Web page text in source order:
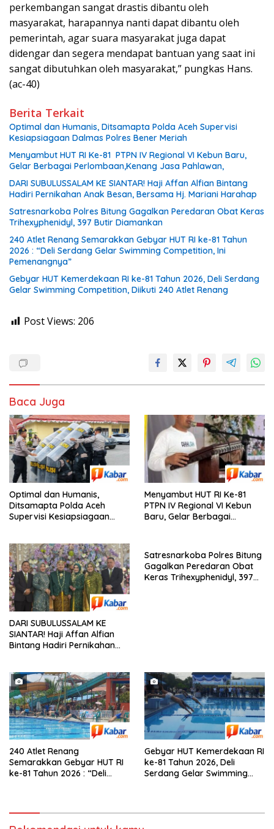
perkembangan sangat drastis dibantu oleh
masyarakat, harapannya nanti dapat dibantu oleh
pemerintah, agar suara masyarakat juga dapat
didengar dan segera mendapat bantuan yang saat ini
sangat dibutuhkan oleh masyarakat,” pungkas Hans.
(ac-40)
Berita Terkait
Optimal dan Humanis, Ditsamapta Polda Aceh Supervisi
Kesiapsiagaan Dalmas Polres Bener Meriah
Menyambut HUT RI Ke-81 PTPN IV Regional VI Kebun Baru,
Gelar Berbagai Perlombaan,Kenang Jasa Pahlawan,
DARI SUBULUSSALAM KE SIANTAR! Haji Affan Alfian Bintang
Hadiri Pernikahan Anak Besan, Bersama Hj. Mariani Harahap
Satresnarkoba Polres Bitung Gagalkan Peredaran Obat Keras
Trihexyphenidyl, 397 Butir Diamankan
240 Atlet Renang Semarakkan Gebyar HUT RI ke-81 Tahun
2026 : “Deli Serdang Gelar Swimming Competition, Ini
Pemenangnya”
Gebyar HUT Kemerdekaan RI ke-81 Tahun 2026, Deli Serdang
Gelar Swimming Competition, Diikuti 240 Atlet Renang
Post Views: 206
Baca Juga
Optimal dan Humanis,
Ditsamapta Polda Aceh
Supervisi Kesiapsiagaan
Menyambut HUT RI Ke-81
PTPN IV Regional VI Kebun
Baru, Gelar Berbagai
DARI SUBULUSSALAM KE
SIANTAR! Haji Affan Alfian
Bintang Hadiri Pernikahan
Satresnarkoba Polres Bitung
Gagalkan Peredaran Obat
Keras Trihexyphenidyl, 397
240 Atlet Renang
Semarakkan Gebyar HUT RI
ke-81 Tahun 2026 : “Deli
Gebyar HUT Kemerdekaan RI
ke-81 Tahun 2026, Deli
Serdang Gelar Swimming